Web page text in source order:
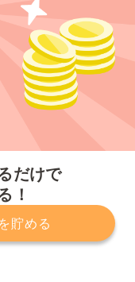
だけで
！
貯める
運営会社